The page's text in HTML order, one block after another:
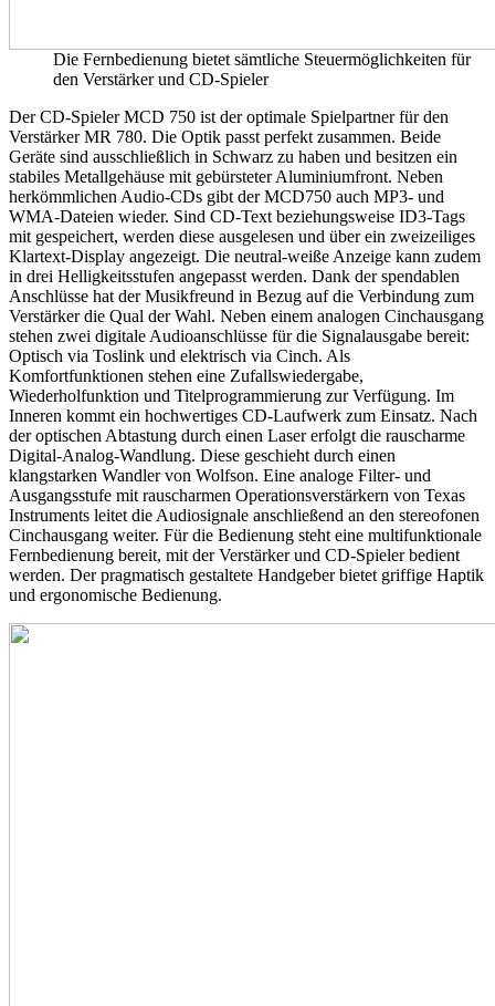
Die Fernbedienung bietet sämtliche Steuermöglichkeiten für
den Verstärker und CD-Spieler
Der CD-Spieler MCD 750 ist der optimale Spielpartner für den
Verstärker MR 780. Die Optik passt perfekt zusammen. Beide
Geräte sind ausschließlich in Schwarz zu haben und besitzen ein
stabiles Metallgehäuse mit gebürsteter Aluminiumfront. Neben
herkömmlichen Audio-CDs gibt der MCD750 auch MP3- und
WMA-Dateien wieder. Sind CD-Text beziehungsweise ID3-Tags
mit gespeichert, werden diese ausgelesen und über ein zweizeiliges
Klartext-Display angezeigt. Die neutral-weiße Anzeige kann zudem
in drei Helligkeitsstufen angepasst werden. Dank der spendablen
Anschlüsse hat der Musikfreund in Bezug auf die Verbindung zum
Verstärker die Qual der Wahl. Neben einem analogen Cinchausgang
stehen zwei digitale Audioanschlüsse für die Signalausgabe bereit:
Optisch via Toslink und elektrisch via Cinch. Als
Komfortfunktionen stehen eine Zufallswiedergabe,
Wiederholfunktion und Titelprogrammierung zur Verfügung. Im
Inneren kommt ein hochwertiges CD-Laufwerk zum Einsatz. Nach
der optischen Abtastung durch einen Laser erfolgt die rauscharme
Digital-Analog-Wandlung. Diese geschieht durch einen
klangstarken Wandler von Wolfson. Eine analoge Filter- und
Ausgangsstufe mit rauscharmen Operationsverstärkern von Texas
Instruments leitet die Audiosignale anschließend an den stereofonen
Cinchausgang weiter. Für die Bedienung steht eine multifunktionale
Fernbedienung bereit, mit der Verstärker und CD-Spieler bedient
werden. Der pragmatisch gestaltete Handgeber bietet griffige Haptik
und ergonomische Bedienung.